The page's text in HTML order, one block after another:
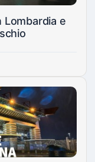
Lombardia e